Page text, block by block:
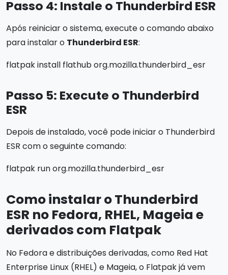
Passo 4: Instale o Thunderbird ESR
Após reiniciar o sistema, execute o comando abaixo
para instalar o Thunderbird ESR:
flatpak install flathub org.mozilla.thunderbird_esr
Passo 5: Execute o Thunderbird
ESR
Depois de instalado, você pode iniciar o Thunderbird
ESR com o seguinte comando:
flatpak run org.mozilla.thunderbird_esr
Como instalar o Thunderbird
ESR no Fedora, RHEL, Mageia e
derivados com Flatpak
No Fedora e distribuições derivadas, como Red Hat
Enterprise Linux (RHEL) e Mageia, o Flatpak já vem